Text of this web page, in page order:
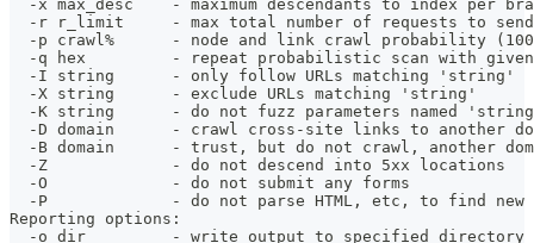
-x max_desc    - maximum descendants to index per
-r r_limit     - max total number of requests to
-p crawl%      - node and link crawl probability
-q hex         - repeat probabilistic scan with
  -I string      - only follow URLs matching 'string'
  -X string      - exclude URLs matching 'string'
-K string      - do not fuzz parameters named
-D domain      - crawl cross-site links to another
-B domain      - trust, but do not crawl, another
  -Z             - do not descend into 5xx locations
  -O             - do not submit any forms
-P             - do not parse HTML, etc, to find new
Reporting options:
-o dir         - write output to specified directory